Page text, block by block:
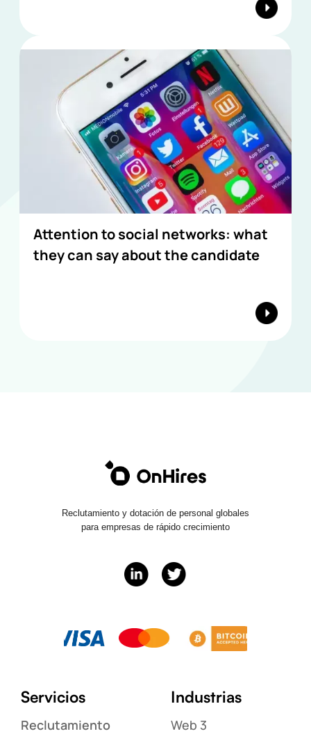
Attention to social networks: what
they can say about the candidate
Reclutamiento y dotación de personal globales
para empresas de rápido crecimiento
Servicios
Reclutamiento
Industrias
Web 3